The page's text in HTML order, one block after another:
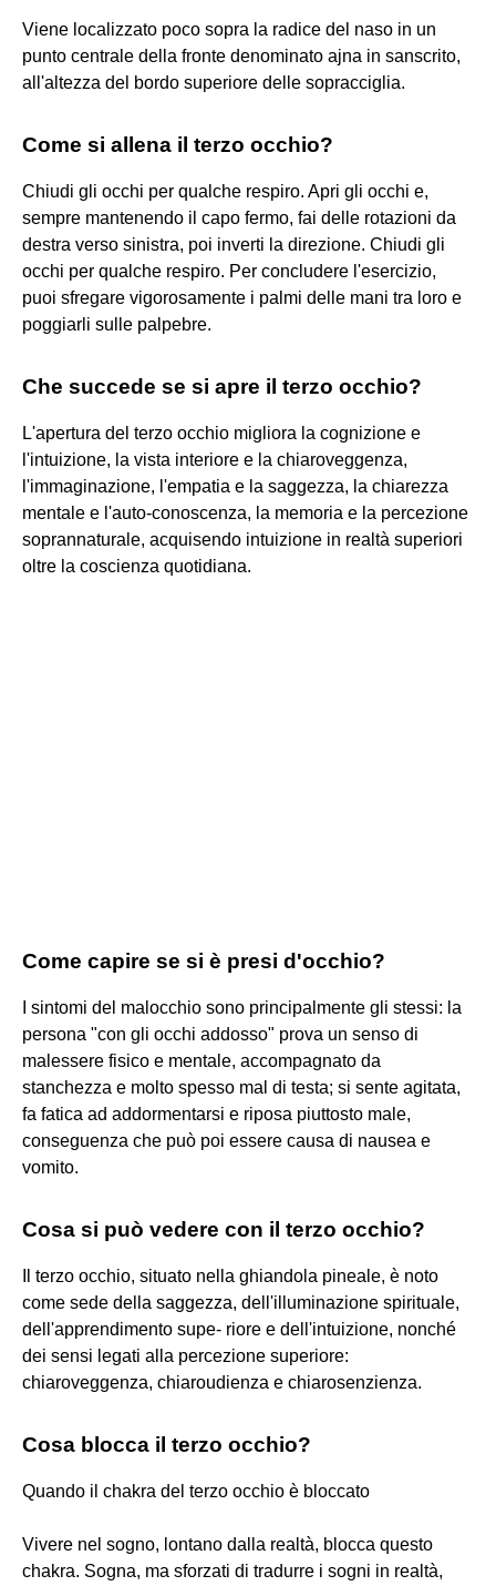
Viene localizzato poco sopra la radice del naso in un
punto centrale della fronte denominato ajna in sanscrito,
all'altezza del bordo superiore delle sopracciglia.
Come si allena il terzo occhio?
Chiudi gli occhi per qualche respiro. Apri gli occhi e,
sempre mantenendo il capo fermo, fai delle rotazioni da
destra verso sinistra, poi inverti la direzione. Chiudi gli
occhi per qualche respiro. Per concludere l'esercizio,
puoi sfregare vigorosamente i palmi delle mani tra loro e
poggiarli sulle palpebre.
Che succede se si apre il terzo occhio?
L'apertura del terzo occhio migliora la cognizione e
l'intuizione, la vista interiore e la chiaroveggenza,
l'immaginazione, l'empatia e la saggezza, la chiarezza
mentale e l'auto-conoscenza, la memoria e la percezione
soprannaturale, acquisendo intuizione in realtà superiori
oltre la coscienza quotidiana.
Come capire se si è presi d'occhio?
I sintomi del malocchio sono principalmente gli stessi: la
persona "con gli occhi addosso" prova un senso di
malessere fisico e mentale, accompagnato da
stanchezza e molto spesso mal di testa; si sente agitata,
fa fatica ad addormentarsi e riposa piuttosto male,
conseguenza che può poi essere causa di nausea e
vomito.
Cosa si può vedere con il terzo occhio?
Il terzo occhio, situato nella ghiandola pineale, è noto
come sede della saggezza, dell'illuminazione spirituale,
dell'apprendimento supe- riore e dell'intuizione, nonché
dei sensi legati alla percezione superiore:
chiaroveggenza, chiaroudienza e chiarosenzienza.
Cosa blocca il terzo occhio?
Quando il chakra del terzo occhio è bloccato
Vivere nel sogno, lontano dalla realtà, blocca questo
chakra. Sogna, ma sforzati di tradurre i sogni in realtà,